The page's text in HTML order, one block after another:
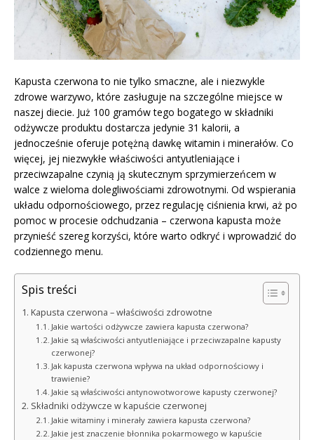
Kapusta czerwona to nie tylko smaczne, ale i niezwykle
zdrowe warzywo, które zasługuje na szczególne miejsce w
naszej diecie. Już 100 gramów tego bogatego w składniki
odżywcze produktu dostarcza jedynie 31 kalorii, a
jednocześnie oferuje potężną dawkę witamin i minerałów. Co
więcej, jej niezwykłe właściwości antyutleniające i
przeciwzapalne czynią ją skutecznym sprzymierzeńcem w
walce z wieloma dolegliwościami zdrowotnymi. Od wspierania
układu odpornościowego, przez regulację ciśnienia krwi, aż po
pomoc w procesie odchudzania – czerwona kapusta może
przynieść szereg korzyści, które warto odkryć i wprowadzić do
codziennego menu.
Spis treści
Kapusta czerwona – właściwości zdrowotne
Jakie wartości odżywcze zawiera kapusta czerwona?
Jakie są właściwości antyutleniające i przeciwzapalne kapusty
czerwonej?
Jak kapusta czerwona wpływa na układ odpornościowy i
trawienie?
Jakie są właściwości antynowotworowe kapusty czerwonej?
Składniki odżywcze w kapuście czerwonej
Jakie witaminy i minerały zawiera kapusta czerwona?
Jakie jest znaczenie błonnika pokarmowego w kapuście